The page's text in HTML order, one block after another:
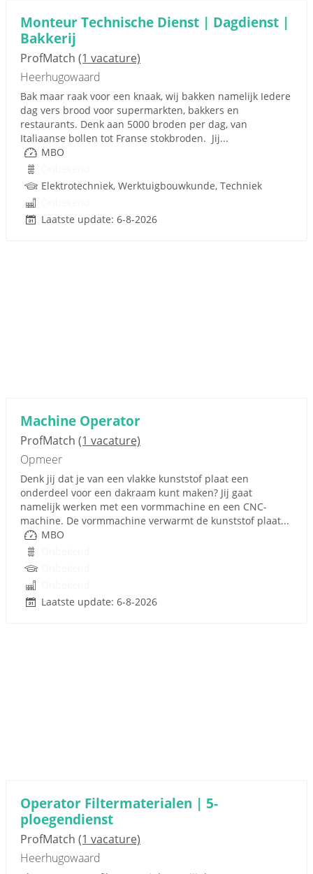
Monteur Technische Dienst | Dagdienst |
Bakkerij
ProfMatch (1 vacature)
Heerhugowaard
Bak maar raak voor een knaak, wij bakken namelijk Iedere
dag vers brood voor supermarkten, bakkers en
restaurants. Denk aan 5000 broden per dag, van
Italiaanse bollen tot Franse stokbroden. Jij...
MBO
Elektrotechniek, Werktuigbouwkunde, Techniek
Laatste update: 6-8-2026
Machine Operator
ProfMatch (1 vacature)
Opmeer
Denk jij dat je van een vlakke kunststof plaat een
onderdeel voor een dakraam kunt maken? Jij gaat
namelijk werken met een vormmachine en een CNC-
machine. De vormmachine verwarmt de kunststof plaat...
MBO
Laatste update: 6-8-2026
Operator Filtermaterialen | 5-
ploegendienst
ProfMatch (1 vacature)
Heerhugowaard